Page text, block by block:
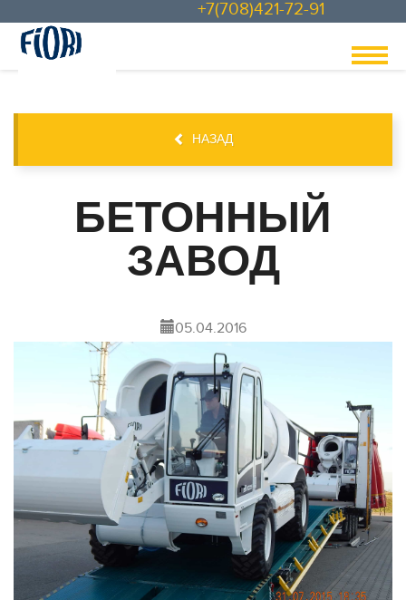
+7(708)421-72-91
НАЗАД
БЕТОННЫЙ
ЗАВОД
05.04.2016